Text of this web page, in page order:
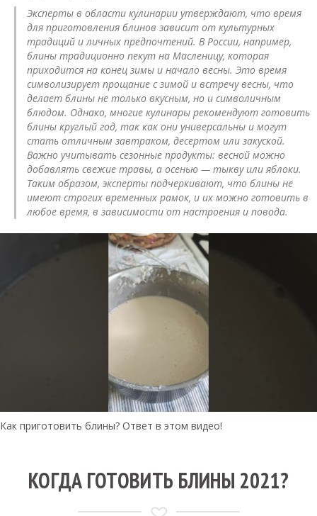
Эксперты в области кулинарии утверждают, что время
для приготовления блинов зависит от культурных
традиций и личных предпочтений. В России, например,
блины традиционно пекут на Масленицу, которая
приходится на конец зимы и начало весны. Это время
символизирует прощание с зимой и встречу весны, что
делает блины не только вкусным, но и символичным
блюдом. Однако, многие кулинары рекомендуют готовить
блины круглый год, так как они универсальны и могут
стать отличным завтраком, десертом или закуской.
Важно учитывать сезонные продукты: весной можно
добавлять свежие травы, а осенью — тыкву или яблоки.
Таким образом, эксперты подчеркивают, что блины не
имеют строгих временных рамок, и их можно готовить в
любое время, в зависимости от настроения и повода.
Как приготовить блины? Ответ в этом видео!
КОГДА ГОТОВИТЬ БЛИНЫ 2021?